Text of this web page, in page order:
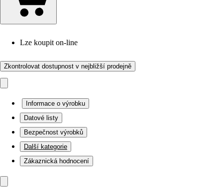
Lze koupit on-line
Zkontrolovat dostupnost v nejbližší prodejně
Informace o výrobku
Datové listy
Bezpečnost výrobků
Další kategorie
Zákaznická hodnocení